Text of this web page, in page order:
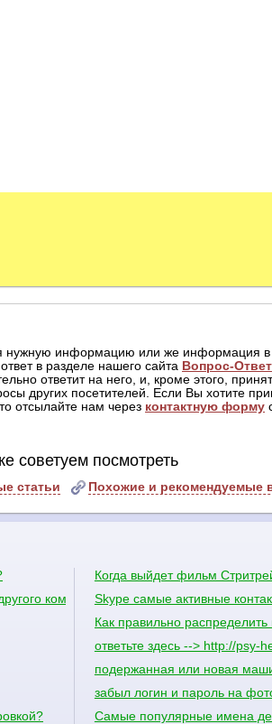
информацию или же информация в
в разделе нашего сайта Вопрос-Ответ
ответит на него, и, кроме этого,
других посетителей. Если Вы хотите
отсылайте нам через контактную форму
советуем посмотреть
статьи Похожие и рекомендуемые
командира. Могу ли я прибывать
Когда выйдет фильм
Skype самые активные
Как правильно распределить
ответьте здесь --> http://psy-
подержанная или новая
забыл логин и пароль на
Самые популярные имена